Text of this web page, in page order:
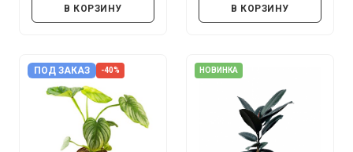
В КОРЗИНУ В КОРЗИНУ
ПОД ЗАКАЗ -40% НОВИНКА